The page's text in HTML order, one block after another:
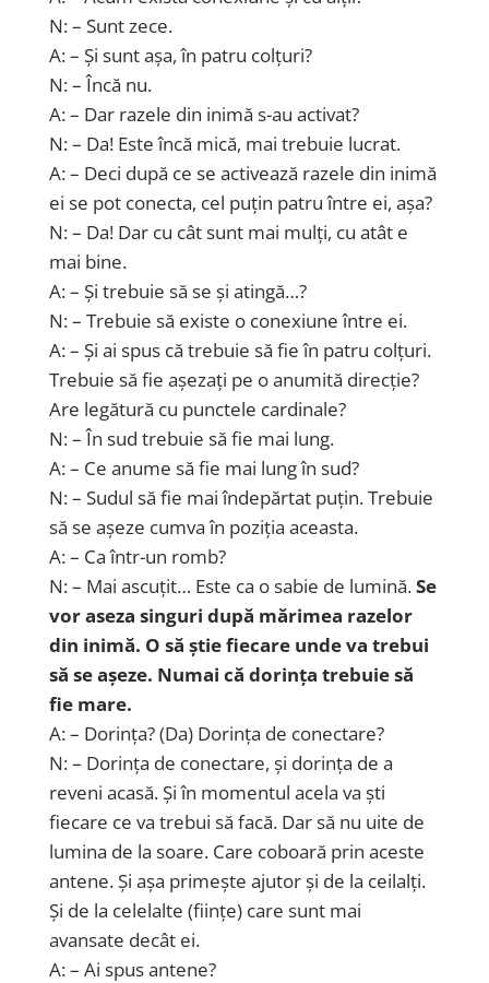
N: – Sunt zece.
A: – Și sunt așa, în patru colțuri?
N: – Încă nu.
A: – Dar razele din inimă s-au activat?
N: – Da! Este încă mică, mai trebuie lucrat.
A: – Deci după ce se activează razele din inimă
ei se pot conecta, cel puțin patru între ei, așa?
N: – Da! Dar cu cât sunt mai mulți, cu atât e
mai bine.
A: – Și trebuie să se și atingă…?
N: – Trebuie să existe o conexiune între ei.
A: – Și ai spus că trebuie să fie în patru colțuri.
Trebuie să fie așezați pe o anumită direcție?
Are legătură cu punctele cardinale?
N: – În sud trebuie să fie mai lung.
A: – Ce anume să fie mai lung în sud?
N: – Sudul să fie mai îndepărtat puțin. Trebuie
să se așeze cumva în poziția aceasta.
A: – Ca într-un romb?
N: – Mai ascuțit… Este ca o sabie de lumină.Se
vor aseza singuri după mărimea razelor
din inimă. O să știe fiecare unde va trebui
să se așeze. Numai că dorința trebuie să
fie mare.
A: – Dorința? (Da) Dorința de conectare?
N: – Dorința de conectare, și dorința de a
reveni acasă. Și în momentul acela va ști
fiecare ce va trebui să facă. Dar să nu uite de
lumina de la soare. Care coboară prin aceste
antene. Și așa primește ajutor și de la ceilalți.
Și de la celelalte (ființe) care sunt mai
avansate decât ei.
A: – Ai spus antene?